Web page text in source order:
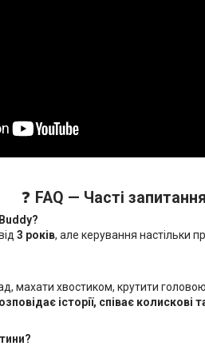
❓ FAQ — Часті запитання
3 років, але керування настільки
махати хвостиком, крутити
історії, співає колискові